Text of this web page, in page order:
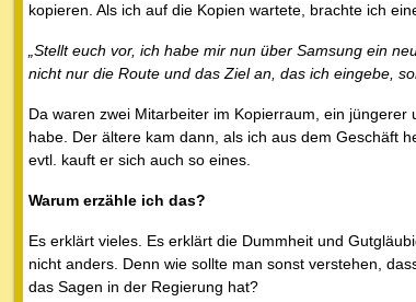
kopieren. Als ich auf die Kopien wartete, brachte ich
„Stellt euch vor, ich habe mir nun über Samsung ein
nicht nur die Route und das Ziel an, das ich eingebe,
Da waren zwei Mitarbeiter im Kopierraum, ein
habe. Der ältere kam dann, als ich aus dem Geschäft
evtl. kauft er sich auch so eines.
Warum erzähle ich das?
Es erklärt vieles. Es erklärt die Dummheit und
nicht anders. Denn wie sollte man sonst verstehen,
das Sagen in der Regierung hat?